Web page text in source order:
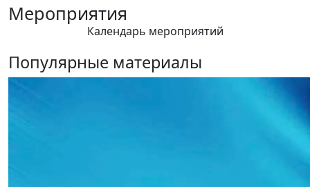
Мероприятия
Календарь мероприятий
Популярные материалы